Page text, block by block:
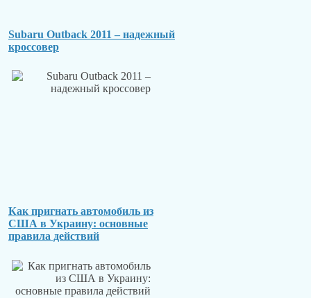
Subaru Outback 2011 – надежный
кроссовер
Как пригнать автомобиль из
США в Украину: основные
правила действий